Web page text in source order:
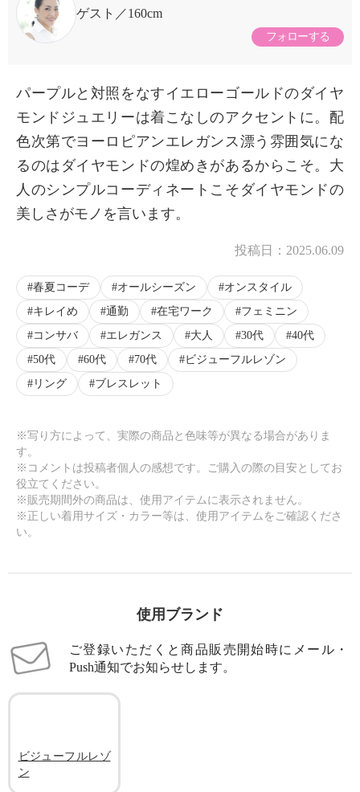
ゲスト
160cm
フォローする
パープルと対照をなすイエローゴールドのダイヤ
モンドジュエリーは着こなしのアクセントに。配
色次第でヨーロピアンエレガンス漂う雰囲気にな
るのはダイヤモンドの煌めきがあるからこそ。大
人のシンプルコーディネートこそダイヤモンドの
美しさがモノを言います。
投稿日： 2025.06.09
春夏コーデ オールシーズン
オンスタイル
キレイめ
通勤 在宅ワーク
フェミニン
コンサバ
エレガンス 大人 30代
40代
50代
60代 70代
ビジューフルレゾン
リング
ブレスレット
※写り方によって、実際の商品と色味等が異なる場合がありま
す。
※コメントは投稿者個人の感想です。ご購入の際の目安としてお
役立てください。
※販売期間外の商品は、使用アイテムに表示されません。
※正しい着用サイズ・カラー等は、使用アイテムをご確認くださ
い。
使用ブランド
ご登録いただくと商品販売開始時にメール・
Push通知でお知らせします。
ビジューフルレゾ
ン